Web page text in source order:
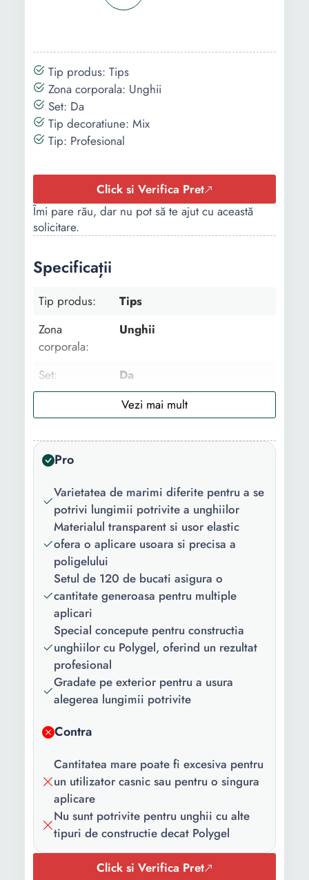
Tip produs: Tips
Zona corporala: Unghii
Set: Da
Tip decoratiune: Mix
Tip: Profesional
Click si Verifica Pret
Îmi pare rău, dar nu pot să te ajut cu această
solicitare.
Specificații
Tip produs:
Tips
Zona
corporala:
Unghii
Set:
Da
decoratiune:
Mix
Numar
bucati/set:
120
Pro
Varietatea de marimi diferite pentru a se
potrivi lungimii potrivite a unghiilor
Materialul transparent si usor elastic
ofera o aplicare usoara si precisa a
poligelului
Setul de 120 de bucati asigura o
cantitate generoasa pentru multiple
aplicari
Special concepute pentru constructia
unghiilor cu Polygel, oferind un rezultat
profesional
Gradate pe exterior pentru a usura
alegerea lungimii potrivite
Contra
Cantitatea mare poate fi excesiva pentru
un utilizator casnic sau pentru o singura
aplicare
Nu sunt potrivite pentru unghii cu alte
tipuri de constructie decat Polygel
Click si Verifica Pret